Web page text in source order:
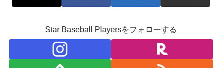
Star Baseball Playersをフォローする